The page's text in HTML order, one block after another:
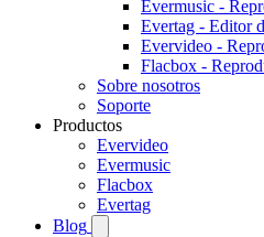
Evermusic -
Evertag - Editor
Evervideo -
Flacbox -
Sobre nosotros
Soporte
Productos
Evervideo
Evermusic
Flacbox
Evertag
Blog